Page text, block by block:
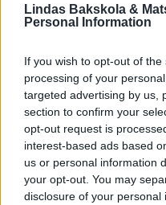
Lindas Bakskola &
Personal Information
If you wish to opt-out of
processing of your
targeted advertising by us,
section to confirm your
opt-out request is
interest-based ads based
us or personal information
your opt-out. You may
disclosure of your